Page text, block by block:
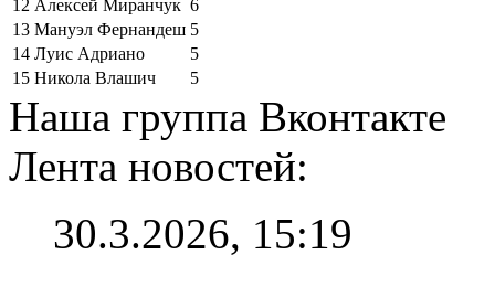
12 Алексей Миранчук 6
13 Мануэл Фернандеш 5
14 Луис Адриано
5
15 Никола Влашич 5
Наша группа Вконтакте
Лента новостей:
30.3.2026, 15:19